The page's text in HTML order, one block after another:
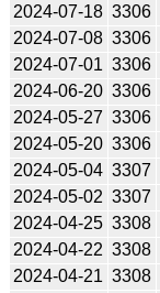
2024-07-18 3306
2024-07-08 3306
2024-07-01 3306
2024-06-20 3306
2024-05-27 3306
2024-05-20 3306
2024-05-04 3307
2024-05-02 3307
2024-04-25 3308
2024-04-22 3308
2024-04-21 3308